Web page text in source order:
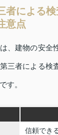
者による検
意点
、建物の安全
三者による検
す。
信頼でき